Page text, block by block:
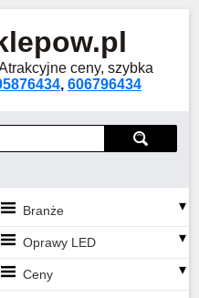
ceny, szybka
, 606796434
szukaj
Branże
Oprawy LED
Ceny